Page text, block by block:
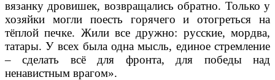
вязанку дровишек, возвращались обратно. Только у
хозяйки могли поесть горячего и отогреться на
тёплой печке. Жили все дружно: русские, мордва,
татары. У всех была одна мысль, единое стремление
– сделать всё для фронта, для победы над
ненавистным врагом».